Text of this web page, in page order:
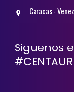
Caracas -
Siguenos